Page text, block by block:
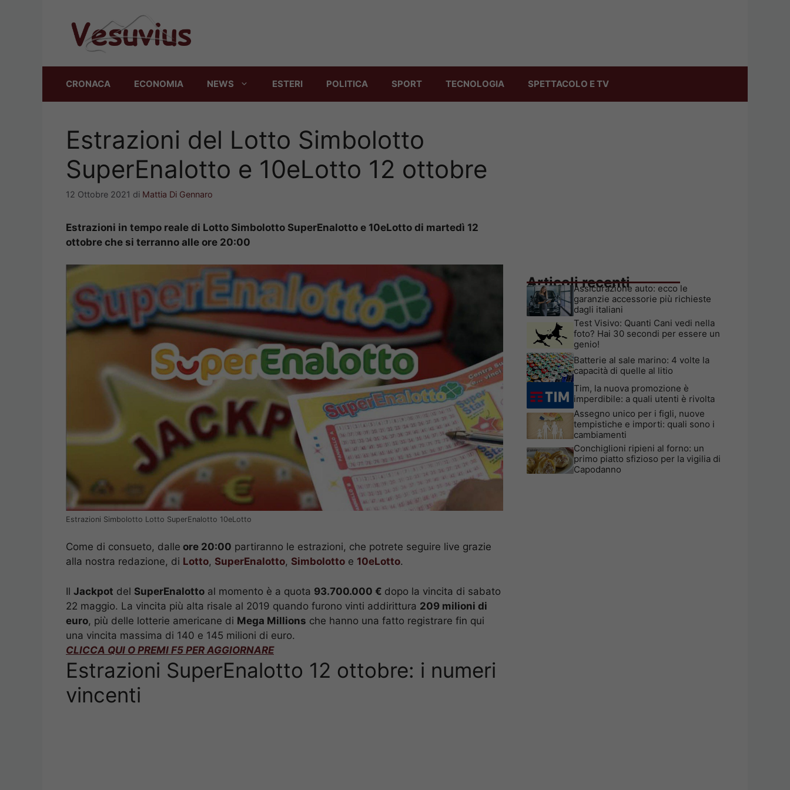
CRONACA ECONOMIA NEWS ESTERI POLITICA SPORT TECNOLOGIA SPETTACOLO E TV
Estrazioni del Lotto Simbolotto
SuperEnalotto e 10eLotto 12 ottobre
12 Ottobre 2021 di Mattia Di Gennaro
Estrazioni in tempo reale di Lotto Simbolotto SuperEnalotto e 10eLotto di martedì 12
ottobre che si terranno alle ore 20:00
Estrazioni Simbolotto Lotto SuperEnalotto 10eLotto
Come di consueto, dalle ore 20:00 partiranno le estrazioni, che potrete seguire live grazie
alla nostra redazione, di Lotto, SuperEnalotto, Simbolotto e 10eLotto.
Il Jackpot del SuperEnalotto al momento è a quota 93.700.000 € dopo la vincita di sabato
22 maggio. La vincita più alta risale al 2019 quando furono vinti addirittura 209 milioni di
euro, più delle lotterie americane di Mega Millions che hanno una fatto registrare fin qui
una vincita massima di 140 e 145 milioni di euro.
CLICCA QUI O PREMI F5 PER AGGIORNARE
Estrazioni SuperEnalotto 12 ottobre: i numeri
vincenti
Articoli recenti
Assicurazione auto: ecco le
garanzie accessorie più richieste
dagli italiani
Test Visivo: Quanti Cani vedi nella
foto? Hai 30 secondi per essere un
genio!
Batterie al sale marino: 4 volte la
capacità di quelle al litio
Tim, la nuova promozione è
imperdibile: a quali utenti è rivolta
Assegno unico per i figli, nuove
tempistiche e importi: quali sono i
cambiamenti
Conchiglioni ripieni al forno: un
primo piatto sfizioso per la vigilia di
Capodanno